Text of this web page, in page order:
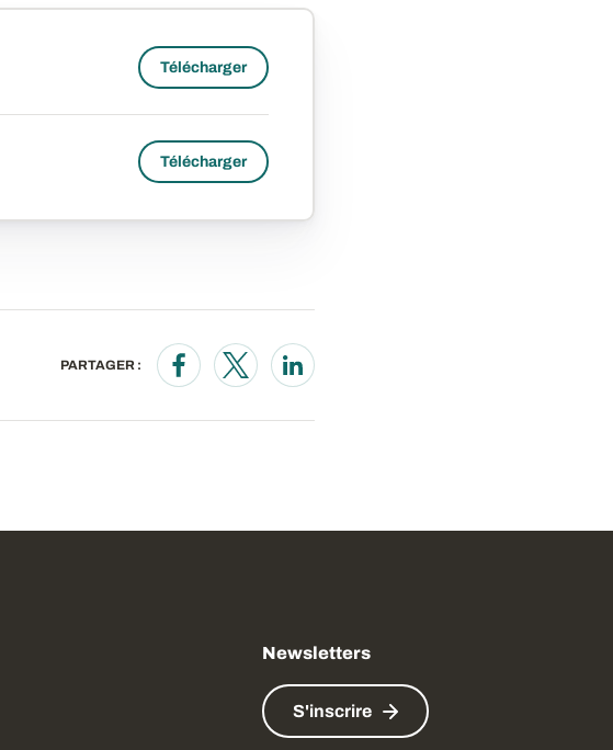
Télécharger
Télécharger
PARTAGER :
Opens in a new window
Opens in a new window
Opens in a new window
Newsletters
S'inscrire